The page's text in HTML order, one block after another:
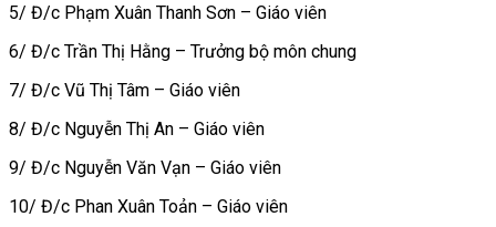
5/ Đ/c Phạm Xuân Thanh Sơn – Giáo viên
6/ Đ/c Trần Thị Hằng – Trưởng bộ môn chung
7/ Đ/c Vũ Thị Tâm – Giáo viên
8/ Đ/c Nguyễn Thị An – Giáo viên
9/ Đ/c Nguyễn Văn Vạn – Giáo viên
10/ Đ/c Phan Xuân Toản – Giáo viên